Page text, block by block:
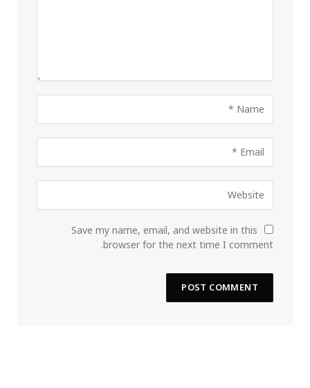
Save my name, email, and website in this
browser for the next time I comment.